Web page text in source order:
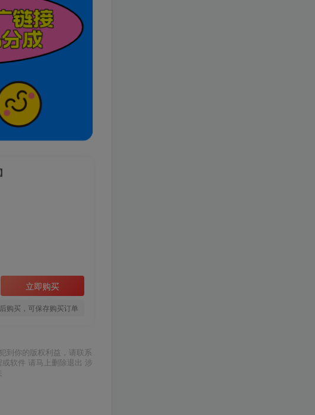
立即购买
购买，可保存购买订单
到你的版权利益，请联系
软件 请马上删除退出 涉